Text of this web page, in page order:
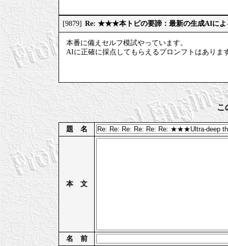
[9879] Re: ★★★本トピの要諦：最新の生成AIによ
本番に備えセルフ模試やっています。
AIに正確に採点してもらえるプロンフトはありま
こ
題 名
本 文
名 前